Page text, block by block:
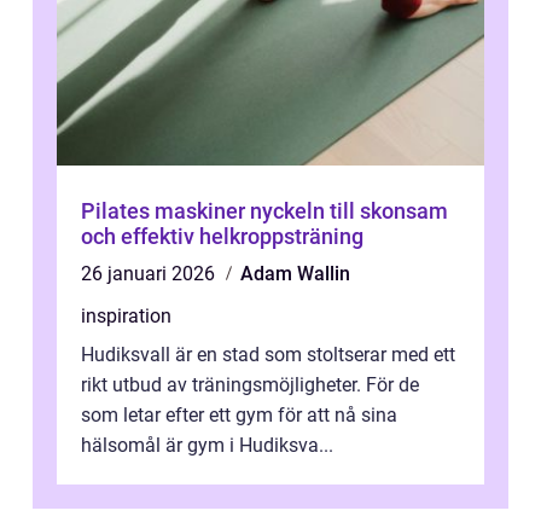
Pilates maskiner nyckeln till skonsam
och effektiv helkroppsträning
26 januari 2026
Adam Wallin
inspiration
Hudiksvall är en stad som stoltserar med ett
rikt utbud av träningsmöjligheter. För de
som letar efter ett gym för att nå sina
hälsomål är gym i Hudiksva...